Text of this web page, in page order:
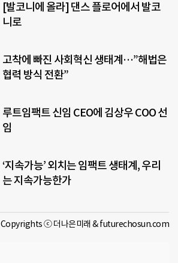
[발코니에 올라] 댄스 플로어에서 발코
니로
고착에 빠진 사회혁신 생태계…”해법은
협력 방식 전환”
루트임팩트 신임 CEO에 김상우 COO 선
임
‘지속가능’ 외치는 임팩트 생태계, 우리
는 지속가능한가
Copyrights ⓒ 더나은미래 & futurechosun.com